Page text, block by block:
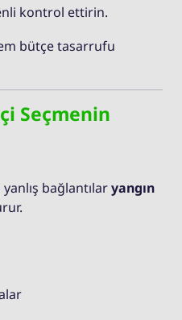
kontrol ettirin.
bütçe tasarrufu
Seçmenin
bağlantılaryangın